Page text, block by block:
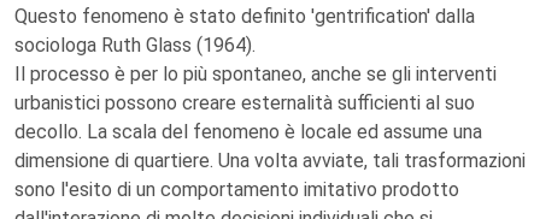
Questo fenomeno è stato definito 'gentrification' dalla
sociologa Ruth Glass (1964).
Il processo è per lo più spontaneo, anche se gli interventi
urbanistici possono creare esternalità sufficienti al suo
decollo. La scala del fenomeno è locale ed assume una
dimensione di quartiere. Una volta avviate, tali trasformazioni
sono l'esito di un comportamento imitativo prodotto